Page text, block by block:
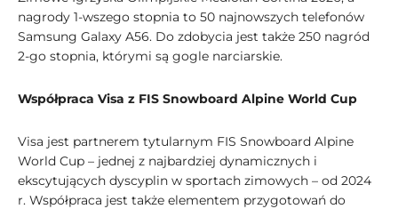
nagrody 1-wszego stopnia to 50 najnowszych telefonów
Samsung Galaxy A56. Do zdobycia jest także 250 nagród
2-go stopnia, którymi są gogle narciarskie.
Współpraca Visa z FIS Snowboard Alpine World Cup
Visa jest partnerem tytularnym FIS Snowboard Alpine
World Cup – jednej z najbardziej dynamicznych i
ekscytujących dyscyplin w sportach zimowych – od 2024
r. Współpraca jest także elementem przygotowań do